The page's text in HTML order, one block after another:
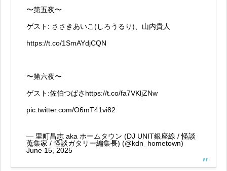
〜第五夜〜
ゲスト: ささきあいこ(しろうるり)、山内貴人
https://t.co/1SmAYdjCQN
〜第六夜〜
ゲスト:佐伯つばさ https://t.co/fa7VKljZNw
pic.twitter.com/O6mT41vi82
— 里町昌志 aka ホームタウン (DJ UNIT銀座線 / 怪談
蒐集家 / 怪談ガタリー編集長) (@kdn_hometown)
June 15, 2025